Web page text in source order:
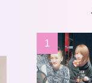
1